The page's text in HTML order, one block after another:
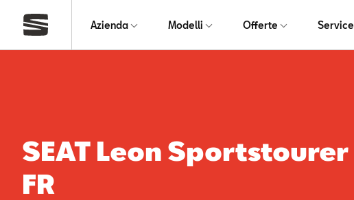
Azienda Modelli Offerte Service
SEAT Leon Sportstourer
FR